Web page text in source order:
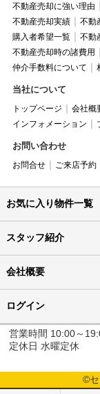
不動産売却に強い理由
不動産売却実績
不動
購入者希望一覧
不動
不動産売却時の諸費用
仲介手数料について
当社について
トップページ 会社概
インフォメーション
お問い合わせ
お問合せ ご来店予約
お気に入り物件一覧
スタッフ紹介
会社概要
ログイン
営業時間 10:00～
定休日 水曜定休
©セ